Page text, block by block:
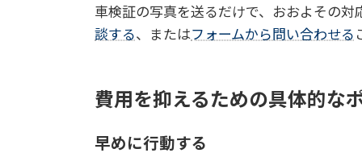
車検証の写真を送るだけで、おおよその
談する、またはフォームから問い合わせる
費用を抑えるための具体的な
早めに行動する